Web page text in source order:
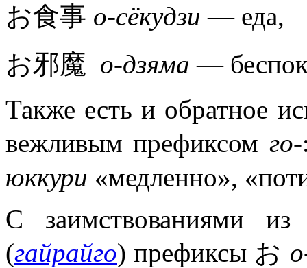
お食事 о-сёкудзи— еда,
お邪魔 о-дзяма —
Также есть и обратное
вежливым префиксом го-
юккури «медленно»,
С заимствованиями из
(гайрайго) префиксы お